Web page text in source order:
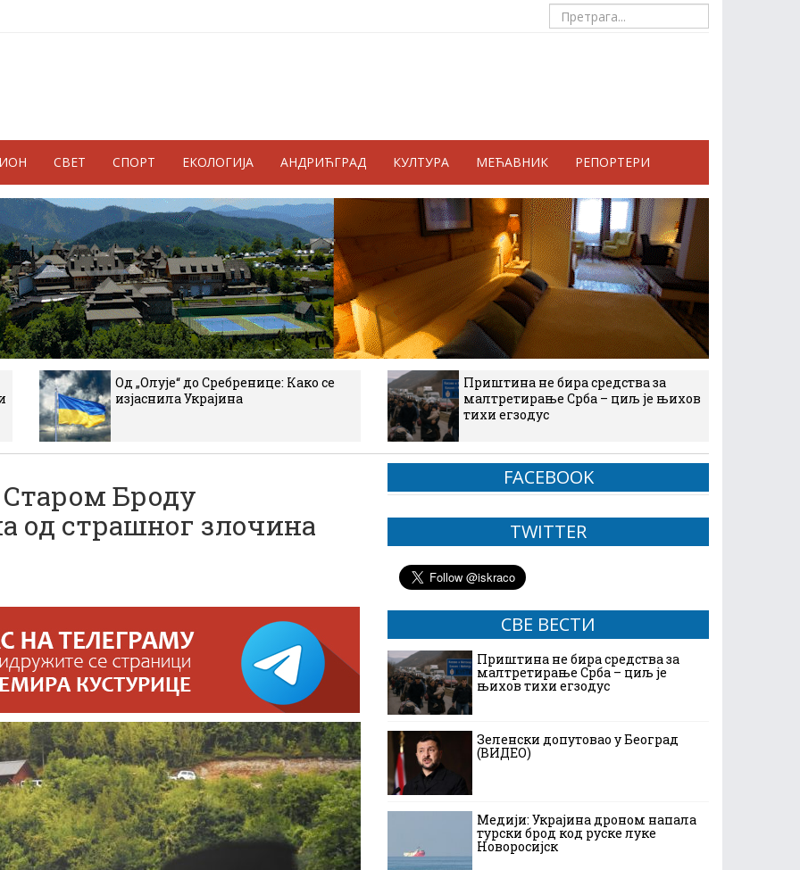
СВЕТ СПОРТ ЕКОЛОГИЈА АНДРИЋГРАД КУЛТУРА МЕЋАВНИК РЕПОРТЕРИ
Од „Олује“ до Сребренице: Како се
изјаснила Украјина
Приштина не бира средства за
малтретирање Срба – циљ је њихов
тихи егзодус
Броду
од страшног злочина
FACEBOOK
TWITTER
СВЕ ВЕСТИ
Приштина не бира средства за
малтретирање Срба – циљ је
њихов тихи егзодус
Зеленски допутовао у Београд
(ВИДЕО)
Медији: Украјина дроном напала
турски брод код руске луке
Новоросијск